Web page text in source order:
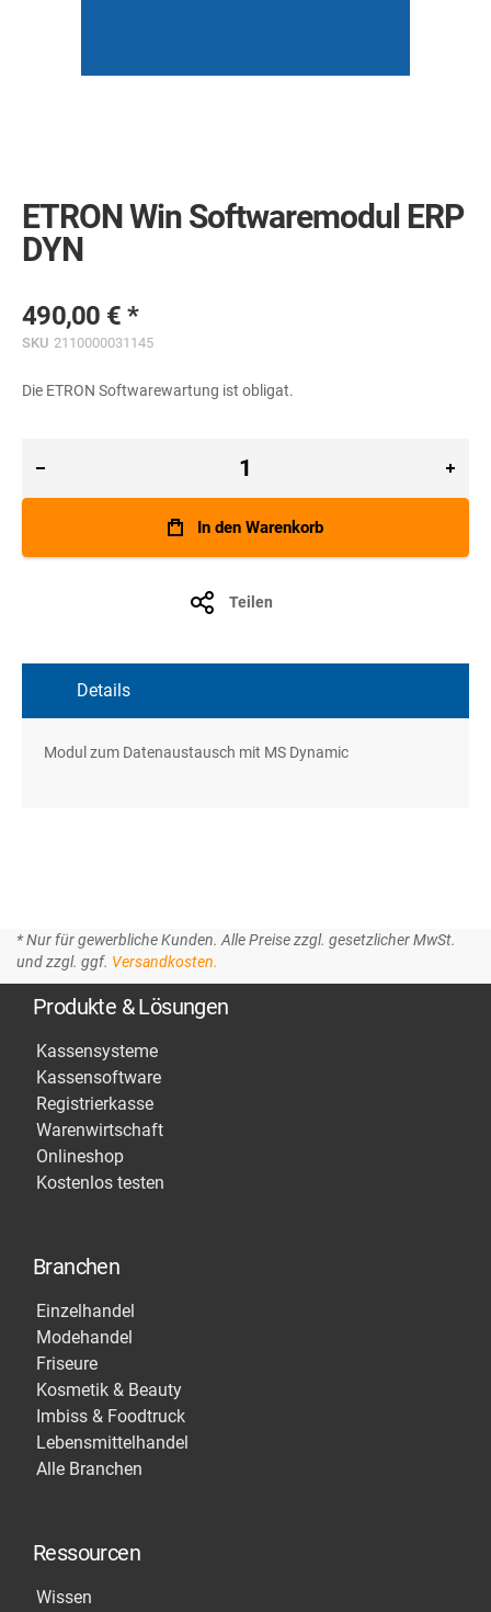
beginning
of
the
ETRON Win Softwaremodul ERP
DYN
490,00 €
SKU 2110000031145
Die ETRON Softwarewartung ist obligat.
In den Warenkorb
Teilen
Details
Modul zum Datenaustausch mit MS Dynamic
* Nur für gewerbliche Kunden. Alle Preise zzgl. gesetzlicher MwSt.
und zzgl. ggf. Versandkosten.
Produkte & Lösungen
Kassensysteme
Kassensoftware
Registrierkasse
Warenwirtschaft
Onlineshop
Kostenlos testen
Branchen
Einzelhandel
Modehandel
Friseure
Kosmetik & Beauty
Imbiss & Foodtruck
Lebensmittelhandel
Alle Branchen
Ressourcen
Wissen